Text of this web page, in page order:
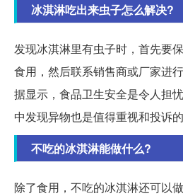
冰淇淋吃出来虫子怎么解决?
发现冰淇淋里有虫子时，首先要
食用，然后联系销售商或厂家进
据显示，食品卫生安全是令人担
中发现异物也是值得重视和投诉的
不吃的冰淇淋能做什么?
除了食用，不吃的冰淇淋还可以